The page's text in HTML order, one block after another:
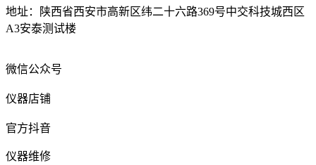
地址：陕西省西安市高新区纬二十六路369号中交科技城西区
A3安泰测试楼
微信公众号
仪器店铺
官方抖音
仪器维修